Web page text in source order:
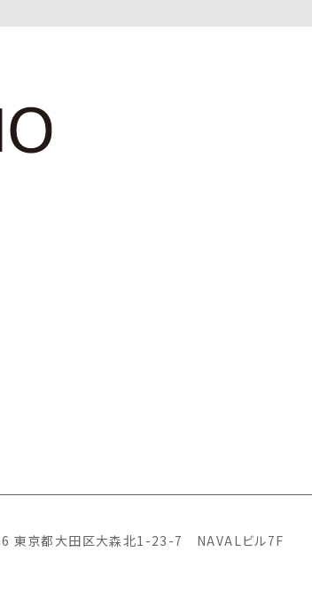
東京都大田区大森北1-23-7 NAVALビル7F